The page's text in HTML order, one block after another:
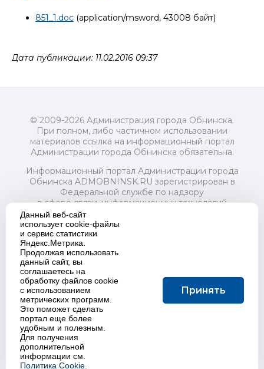
851_1.doc (application/msword, 43008 байт)
Дата публикации: 11.02.2016 09:37
© 2009-2026 Администрация города Обнинска.
При полном, либо частичном использовании
материалов ссылка на информационный портал
Администрации города Обнинска обязательна.
Информационный портал Администрации города
Обнинска ADMOBNINSK.RU зарегистрирован в
Федеральной службе по надзору
в сфере связи, информационных технологий
и массовых коммуникаций (Роскомнадзор) 24 июля
2018 года.
Свидетельство о регистрации Эл № ФС77-73321
Учредитель: Администрация (исполнительно-
распорядительный орган) городского округа "Город
Обнинск". Главный редактор: Байкова Е.А.
Адрес электронной почты Редакции:
redactor@admobninsk.ru
Телефон Редакции: +7 (484) 395-85-85
Настоящий ресурс содержит материалы 18+
Политика в отношении обработки персональных
Данный веб-сайт
использует cookie-файлы
и сервис статистики
Яндекс.Метрика.
Продолжая использовать
данный сайт, вы
соглашаетесь на
обработку файлов cookie
с использованием
метрических программ.
Это поможет сделать
портал еще более
удобным и полезным.
Для получения
дополнительной
информации см.
Политика Cookie.
Принять